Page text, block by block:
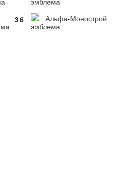
36 Альфа-Монострой